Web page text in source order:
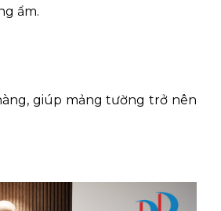
ẩm.
giúp mảng tường trở nên